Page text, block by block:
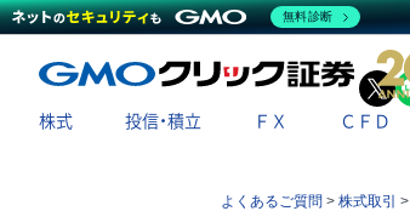
株式 投信・積立 ＦＸ ＣＦＤ
よくあるご質問 > 株式取引 >
無料診断